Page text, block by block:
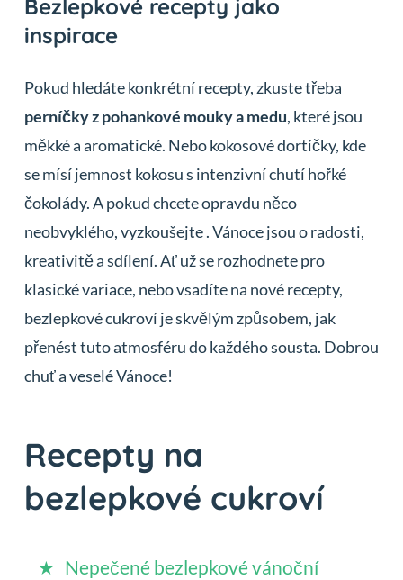
Bezlepkové recepty jako
inspirace
Pokud hledáte konkrétní recepty, zkuste třeba
perníčky z pohankové mouky a medu, které jsou
měkké a aromatické. Nebo kokosové dortíčky, kde
se mísí jemnost kokosu s intenzivní chutí hořké
čokolády. A pokud chcete opravdu něco
neobvyklého, vyzkoušejte . Vánoce jsou o radosti,
kreativitě a sdílení. Ať už se rozhodnete pro
klasické variace, nebo vsadíte na nové recepty,
bezlepkové cukroví je skvělým způsobem, jak
přenést tuto atmosféru do každého sousta. Dobrou
chuť a veselé Vánoce!
Recepty na
bezlepkové cukroví
Nepečené bezlepkové vánoční